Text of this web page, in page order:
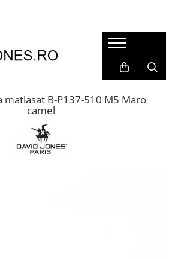
matlasat B-P137-510 M5 Maro
camel